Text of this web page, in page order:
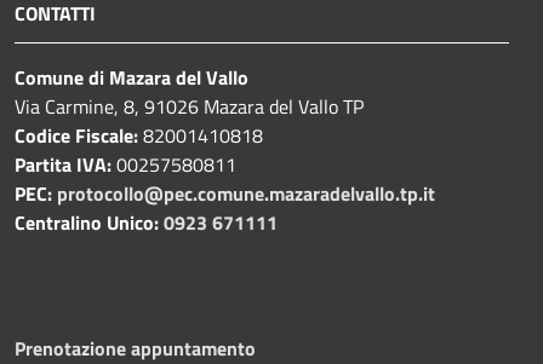
CONTATTI
Comune di Mazara del Vallo
Via Carmine, 8, 91026 Mazara del Vallo TP
Codice Fiscale:82001410818
Partita IVA:00257580811
PEC: protocollo@pec.comune.mazaradelvallo.tp.it
Centralino Unico:0923 671111
Prenotazione appuntamento